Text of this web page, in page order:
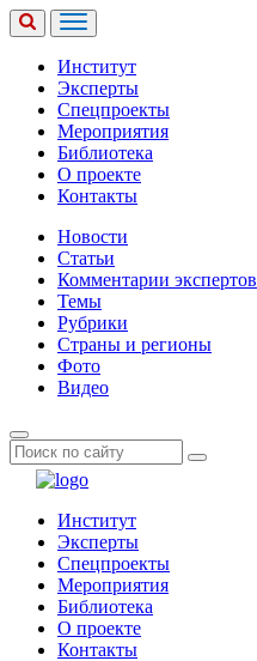
Институт
Эксперты
Спецпроекты
Мероприятия
Библиотека
О проекте
Контакты
Новости
Статьи
Комментарии экспертов
Темы
Рубрики
Страны и регионы
Фото
Видео
Институт
Эксперты
Спецпроекты
Мероприятия
Библиотека
О проекте
Контакты